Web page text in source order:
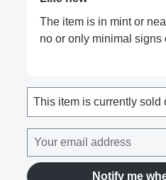
The item is in mint or
no or only minimal signs
This item is currently sold
Notify me